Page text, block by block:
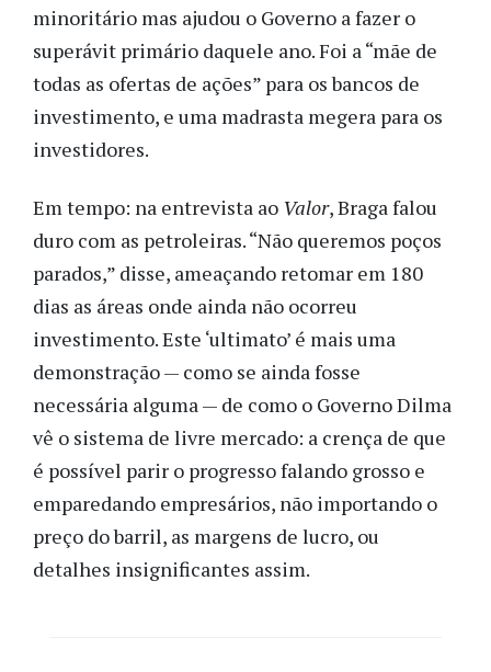
minoritário mas ajudou o Governo a fazer o
superávit primário daquele ano. Foi a “mãe de
todas as ofertas de ações” para os bancos de
investimento, e uma madrasta megera para os
investidores.
Em tempo: na entrevista ao Valor, Braga falou
duro com as petroleiras. “Não queremos poços
parados,” disse, ameaçando retomar em 180
dias as áreas onde ainda não ocorreu
investimento. Este ‘ultimato’ é mais uma
demonstração — como se ainda fosse
necessária alguma — de como o Governo Dilma
vê o sistema de livre mercado: a crença de que
é possível parir o progresso falando grosso e
emparedando empresários, não importando o
preço do barril, as margens de lucro, ou
detalhes insignificantes assim.